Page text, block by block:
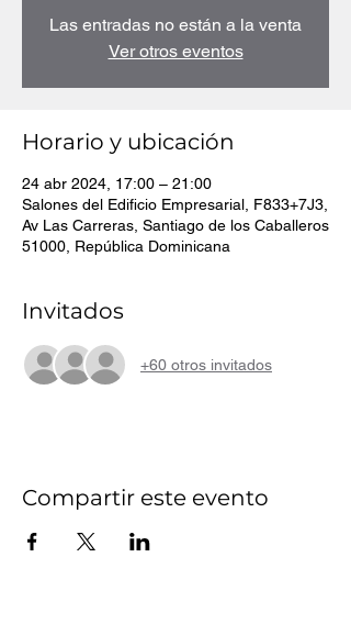
Las entradas no están a la venta
Ver otros eventos
Horario y ubicación
24 abr 2024, 17:00 – 21:00
Salones del Edificio Empresarial, F833+7J3,
Av Las Carreras, Santiago de los Caballeros
51000, República Dominicana
Invitados
+60 otros invitados
Compartir este evento